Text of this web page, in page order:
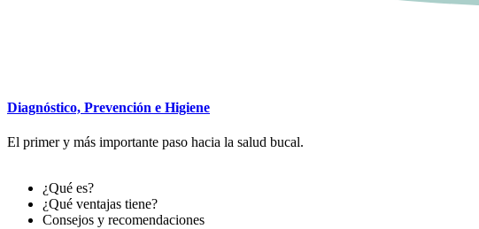
Diagnóstico, Prevención e Higiene
El primer y más importante paso hacia la salud bucal.
¿Qué es?
¿Qué ventajas tiene?
Consejos y recomendaciones